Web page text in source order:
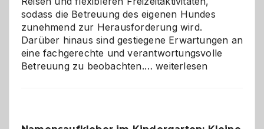
sodass die Betreuung des eigenen Hundes
zunehmend zur Herausforderung wird.
Darüber hinaus sind gestiegene Erwartungen an
eine fachgerechte und verantwortungsvolle
Betreuung zu beobachten.…Betreuung
weiterlesen